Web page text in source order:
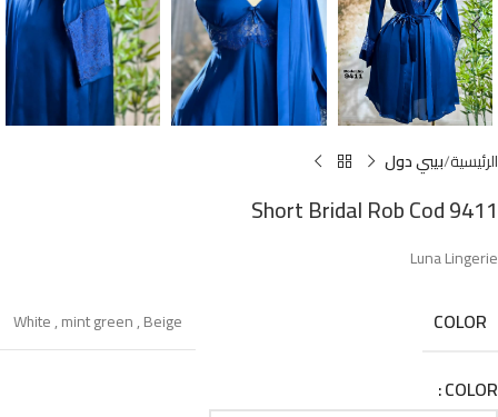
الرئيسية بيبي دول
Short Bridal Rob Cod 9411
Luna Lingerie
COLOR
White,mint green,Beige
COLOR